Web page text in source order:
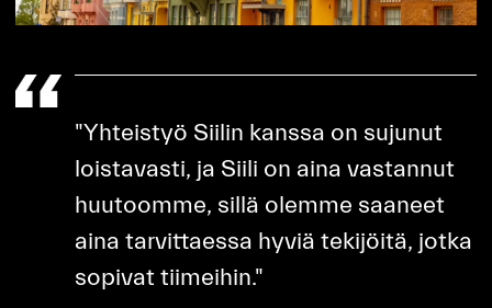
"Yhteistyö Siilin kanssa on sujunut
loistavasti, ja Siili on aina vastannut
huutoomme, sillä olemme saaneet
aina tarvittaessa hyviä tekijöitä, jotka
sopivat tiimeihin."